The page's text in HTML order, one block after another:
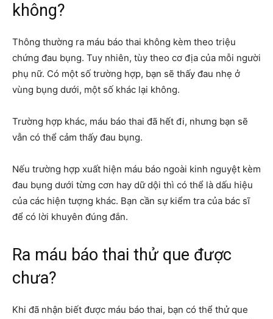
không?
Thông thường ra máu báo thai không kèm theo triệu
chứng đau bụng. Tuy nhiên, tùy theo cơ địa của mỗi người
phụ nữ. Có một số trường hợp, bạn sẽ thấy đau nhẹ ở
vùng bụng dưới, một số khác lại không.
Trường hợp khác, máu báo thai đã hết đi, nhưng bạn sẽ
vẫn có thể cảm thấy đau bụng.
Nếu trường hợp xuất hiện máu báo ngoài kinh nguyệt kèm
đau bụng dưới từng cơn hay dữ dội thì có thể là dấu hiệu
của các hiện tượng khác. Bạn cần sự kiểm tra của bác sĩ
để có lời khuyên đúng đắn.
Ra máu báo thai thử que được
chưa?
Khi đã nhận biết được máu báo thai, bạn có thể thử que